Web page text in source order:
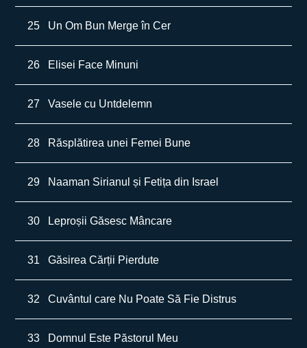
25 Un Om Bun Merge în Cer
26 Elisei Face Minuni
27 Vasele cu Untdelemn
28 Răsplătirea unei Femei Bune
29 Naaman Sirianul și Fetița din Israel
30 Leproșii Găsesc Mâncare
31 Găsirea Cărții Pierdute
32 Cuvântul care Nu Poate Să Fie Distrus
33 Domnul Este Păstorul Meu